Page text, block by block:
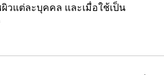
วแต่ละบุคคล และเมื่อใช้เป็น